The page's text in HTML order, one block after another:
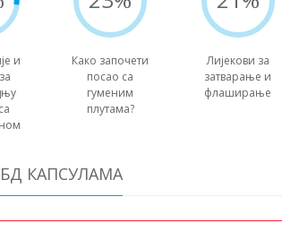
и
Како започети
посао са
гуменим
плутама?
Лијекови за
затварање и
флаширање
КАПСУЛАМА